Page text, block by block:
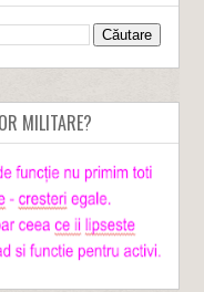
MILITARE?